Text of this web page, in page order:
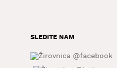
SLEDITE NAM